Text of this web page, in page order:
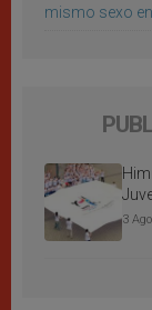
mismo sexo
3